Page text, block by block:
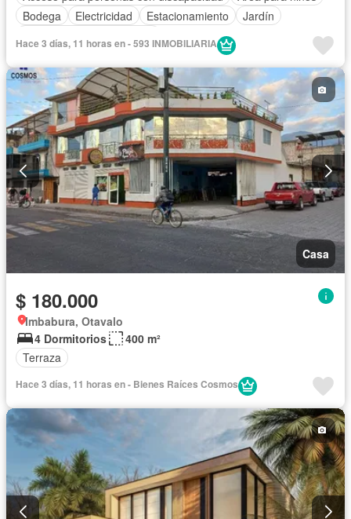
Bodega
Electricidad Estacionamiento
Jardín
Hace 3 días, 11 horas en - 593 INMOBILIARIA
Casa
$ 180.000
Imbabura, Otavalo
4 Dormitorios
400 m²
Terraza
Hace 3 días, 11 horas en - Bienes Raíces Cosmos